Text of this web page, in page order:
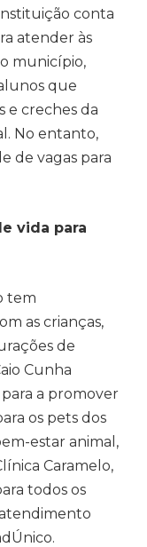
conta
atender às
município,
que
e creches da
No entanto,
de vagas para
vida para
tem
as crianças,
de
Cunha
a promover
os pets dos
estar animal,
Caramelo,
todos os